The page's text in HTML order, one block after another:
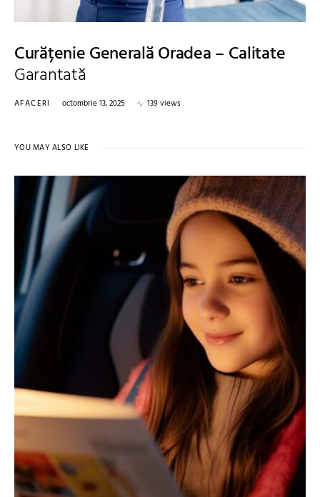
Curățenie Generală Oradea – Calitate
Garantată
AFACERI octombrie 13, 2025 139 views
YOU MAY ALSO LIKE